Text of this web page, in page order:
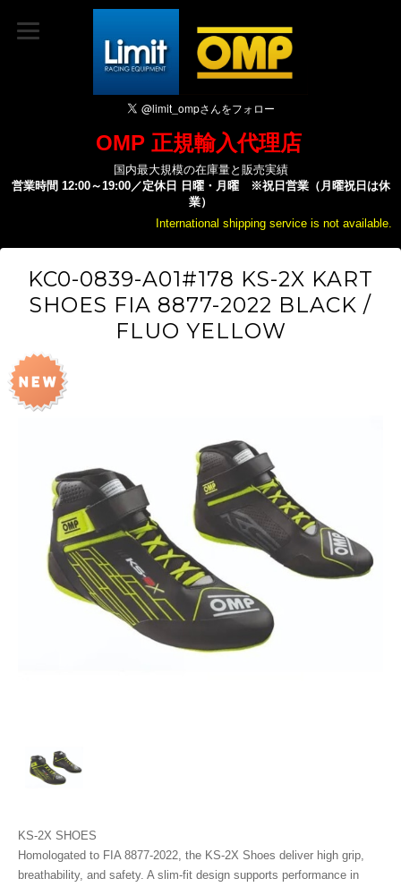
OMP 正規輸入代理店
国内最大規模の在庫量と販売実績
営業時間 12:00～19:00／定休日 日曜・月曜 ※祝日営業（月曜祝日は休
業）
International shipping service is not available.
KC0-0839-A01#178 KS-2X KART
SHOES FIA 8877-2022 BLACK /
FLUO YELLOW
KS-2X SHOES
Homologated to FIA 8877-2022, the KS-2X Shoes deliver high grip,
breathability, and safety. A slim-fit design supports performance in